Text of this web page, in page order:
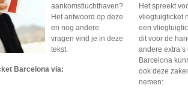
aankomstluchthaven?
Het antwoord op deze
en nog andere
vragen vind je in deze
tekst.
Barcelona via:
Het spreekt
vliegtuigticket
een
dit voor de
andere
Barcelona
ook deze
nemen: